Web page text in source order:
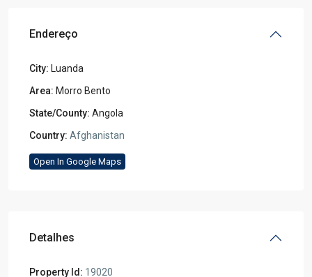
Endereço
City: Luanda
Area: Morro Bento
State/County: Angola
Country: Afghanistan
Open In Google Maps
Detalhes
Property Id: 19020